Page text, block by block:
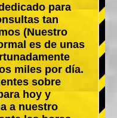
para
tan
(Nuestro
es de unas
miles por día.
sobre
hoy y
a nuestro